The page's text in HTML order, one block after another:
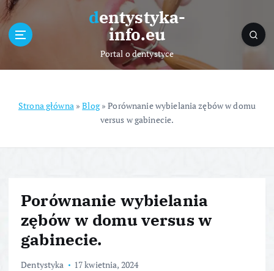
e
dentystyka-
info.eu
Portal o dentystyce
Strona główna»Blog»Porównanie wybielania zębów w domu
versus w gabinecie.
Porównanie wybielania
zębów w domu versus w
gabinecie.
Dentystyka 17 kwietnia, 2024